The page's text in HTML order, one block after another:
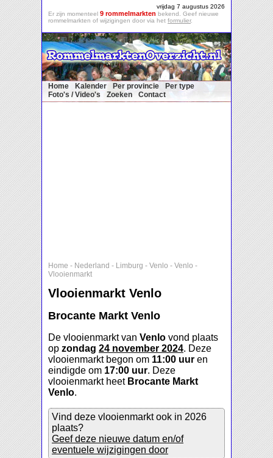
vrijdag 7 augustus 2026
Er zijn momenteel 9 rommelmarkten bekend. Geef nieuwe
rommelmarkten of wijzigingen door via het formulier.
Home Kalender Per provincie
Per type
Foto's / Video's
Zoeken Contact
Home - Nederland - Limburg - Venlo - Venlo -
Vlooienmarkt
Vlooienmarkt Venlo
Brocante Markt Venlo
De vlooienmarkt van Venlo vond plaats
op zondag 24 november 2024. Deze
vlooienmarkt begon om 11:00 uur en
eindigde om 17:00 uur. Deze
vlooienmarkt heet Brocante Markt
Venlo.
Vind deze vlooienmarkt ook in 2026
plaats?
Geef deze nieuwe datum en/of
eventuele wijzigingen door